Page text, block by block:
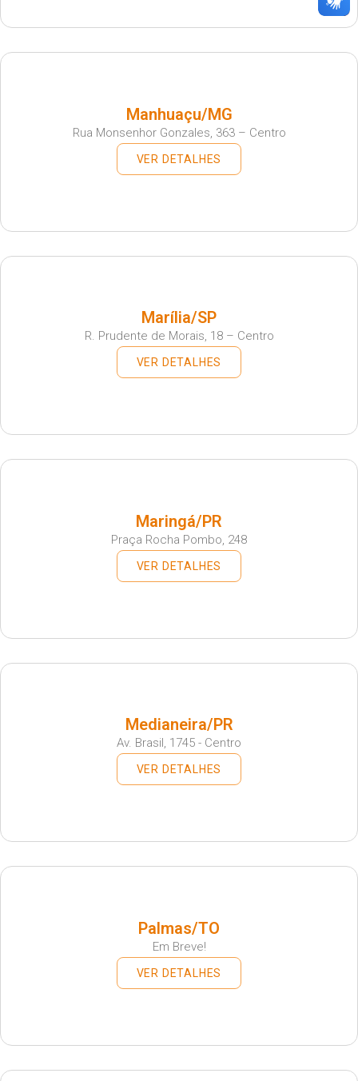
Manhuaçu/MG
Rua Monsenhor Gonzales, 363 – Centro
VER DETALHES
Marília/SP
R. Prudente de Morais, 18 – Centro
VER DETALHES
Maringá/PR
Praça Rocha Pombo, 248
VER DETALHES
Medianeira/PR
Av. Brasil, 1745 - Centro
VER DETALHES
Palmas/TO
Em Breve!
VER DETALHES